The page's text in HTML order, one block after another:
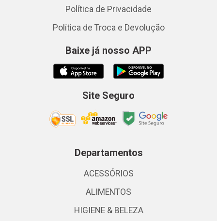
Política de Privacidade
Política de Troca e Devolução
Baixe já nosso APP
Site Seguro
Departamentos
ACESSÓRIOS
ALIMENTOS
HIGIENE & BELEZA